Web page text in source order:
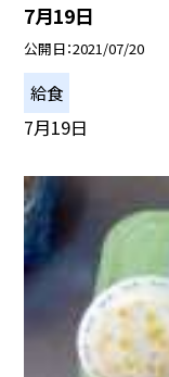
7月19日
公開日 2021/07/20
給食
7月19日